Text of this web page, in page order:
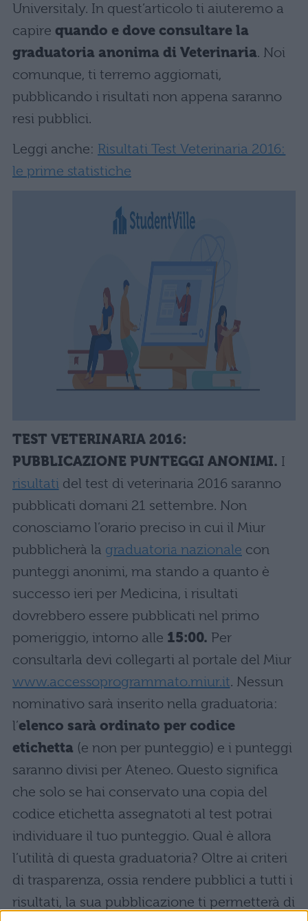
Universitaly. In quest’articolo ti aiuteremo a
capire quando e dove consultare la
graduatoria anonima di Veterinaria. Noi
comunque, ti terremo aggiornati,
pubblicando i risultati non appena saranno
resi pubblici.
Leggi anche: Risultati Test Veterinaria 2016:
le prime statistiche
TEST VETERINARIA 2016:
PUBBLICAZIONE PUNTEGGI ANONIMI. I
risultatidel test di veterinaria 2016 saranno
pubblicati domani 21 settembre. Non
conosciamo l’orario preciso in cui il Miur
pubblicherà la graduatoria nazionale con
punteggi anonimi, ma stando a quanto è
successo ieri per Medicina, i risultati
dovrebbero essere pubblicati nel primo
pomeriggio, intorno alle 15:00. Per
consultarla devi collegarti al portale del Miur
www.accessoprogrammato.miur.it. Nessun
nominativo sarà inserito nella graduatoria:
l’elenco sarà ordinato per codice
etichetta (e non per punteggio) e i punteggi
saranno divisi per Ateneo. Questo significa
che solo se hai conservato una copia del
codice etichetta assegnatoti al test potrai
individuare il tuo punteggio. Qual è allora
l’utilità di questa graduatoria? Oltre ai criteri
di trasparenza, ossia rendere pubblici a tutti i
risultati, la sua pubblicazione ti permetterà di